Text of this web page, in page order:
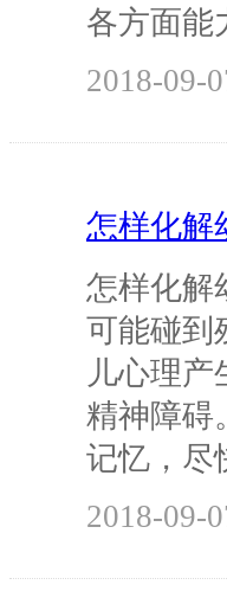
各方面能
2018-09-
怎样化解
怎样化解
可能碰到
儿心理产
精神障碍
记忆，尽
2018-09-